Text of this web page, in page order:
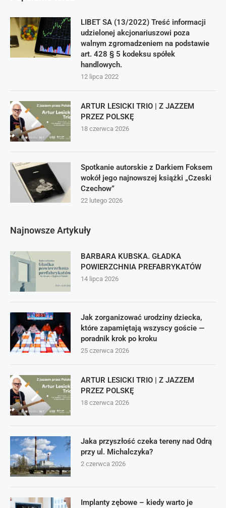
LIBET SA (13/2022) Treść informacji
udzielonej akcjonariuszowi poza
walnym zgromadzeniem na podstawie
art. 428 § 5 kodeksu spółek
handlowych.
12 lipca 2022
ARTUR LESICKI TRIO | Z JAZZEM
PRZEZ POLSKĘ
18 czerwca 2026
Spotkanie autorskie z Darkiem Foksem
wokół jego najnowszej książki „Czeski
Czechow”
22 lutego 2026
Najnowsze Artykuły
BARBARA KUBSKA. GŁADKA
POWIERZCHNIA PREFABRYKATÓW
14 lipca 2026
Jak zorganizować urodziny dziecka,
które zapamiętają wszyscy goście —
poradnik krok po kroku
25 czerwca 2026
ARTUR LESICKI TRIO | Z JAZZEM
PRZEZ POLSKĘ
18 czerwca 2026
Jaka przyszłość czeka tereny nad Odrą
przy ul. Michalczyka?
2 czerwca 2026
Implanty zębowe – kiedy warto je